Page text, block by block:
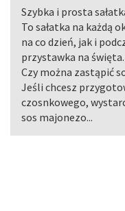
Szybka i prosta
To sałatka na każdą
na co dzień, jak i
przystawka na święta.
Czy można zastąpić
Jeśli chcesz
czosnkowego,
sos majonezo...